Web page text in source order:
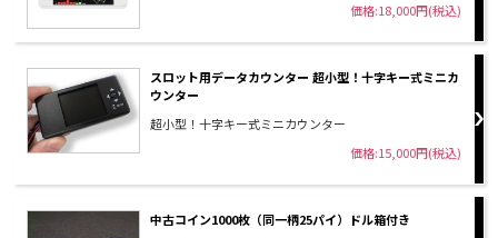
価格:18,000円(税込)
スロット用データカウンター 超小型！十字キー式ミニカ
ウンター
超小型！十字キー式ミニカウンター
価格:15,000円(税込)
中古コイン1000枚（同一柄25パイ）ドル箱付き